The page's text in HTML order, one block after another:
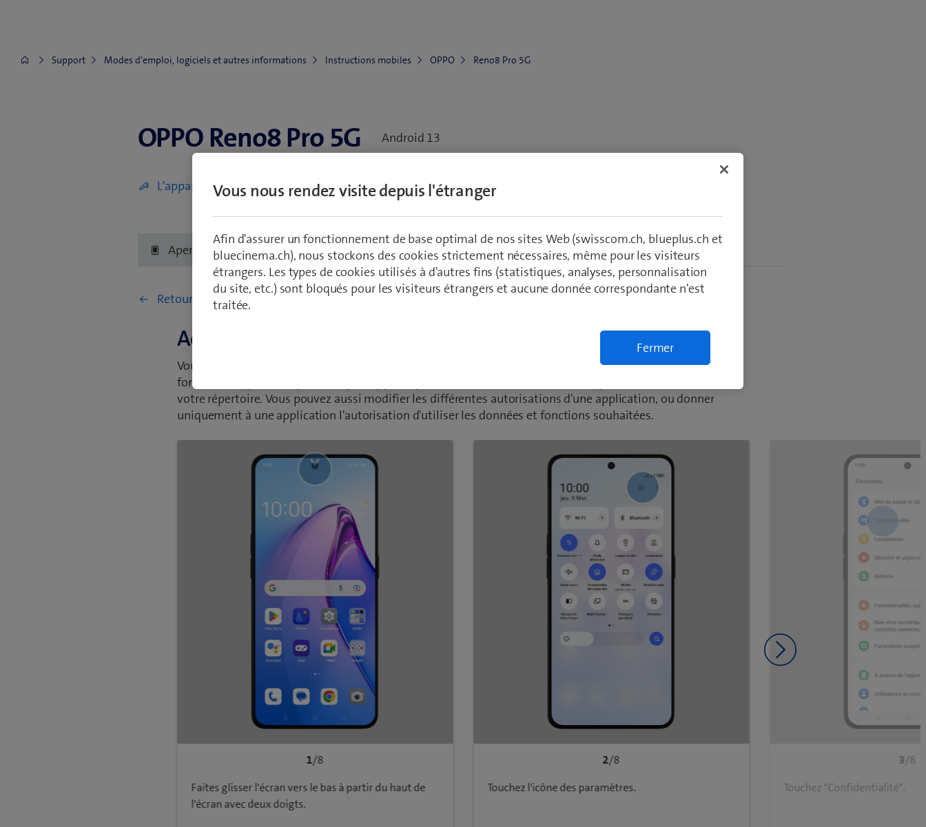
Support Modes d'emploi, logiciels et autres informations Instructions mobiles OPPO Reno8 Pro 5G
OPPO Reno8 Pro 5G
OPPO Reno8 Pro 5G Android 13
L'appareil est défectueux (écran, eau, boîtier) Vers les accessoires
Aperçu Premiers pas Réseau et connections Configuration et utilisation
Retourner à Configuration et utilisation
Activer ou désactiver les autorisations des applications
Vous pouvez donner aux applications de votre portable l'autorisation d'accès à différentes données et
fonctions du portable, par exemple l'appareil photo, le calendrier, la localisation par GPS ou les contacts de
votre répertoire. Vous pouvez aussi modifier les différentes autorisations d'une application, ou donner
uniquement à une application l'autorisation d'utiliser les données et fonctions souhaitées.
1/8
Faites glisser l'écran vers le bas à partir du haut de
l'écran avec deux doigts.
2/8
Touchez l'icône des paramètres.
3/8
Touchez "Confidentialité".
Diapositive suivante
Vous nous rendez visite depuis l'étranger
Afin d'assurer un fonctionnement de base optimal de nos sites Web (swisscom.ch, blueplus.ch et
bluecinema.ch), nous stockons des cookies strictement nécessaires, même pour les visiteurs
étrangers. Les types de cookies utilisés à d'autres fins (statistiques, analyses, personnalisation
du site, etc.) sont bloqués pour les visiteurs étrangers et aucune donnée correspondante n'est
traitée.
Fermer